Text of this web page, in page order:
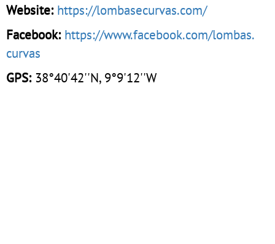
Website: https://lombasecurvas.com/
Facebook: https://www.facebook.com/lombas.
curvas
GPS:38°40'42''N, 9°9'12''W